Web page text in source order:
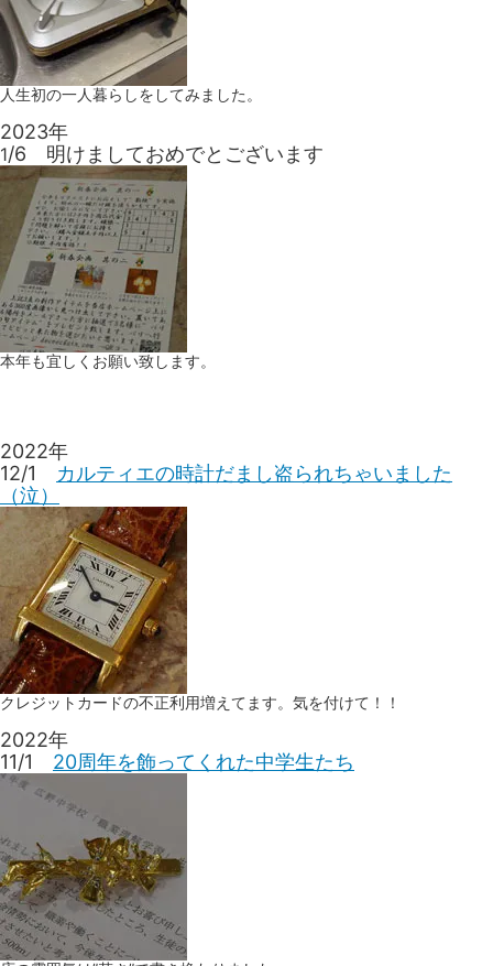
人生初の一人暮らしをしてみました。
2023年
1/6 明けましておめでとございます
本年も宜しくお願い致します。
2022年
12/1 カルティエの時計だまし盗られちゃいました
（泣）
クレジットカードの不正利用増えてます。気を付けて！！
2022年
11/1 20周年を飾ってくれた中学生たち